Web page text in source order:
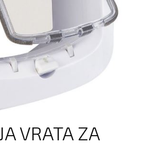
VRATA ZA